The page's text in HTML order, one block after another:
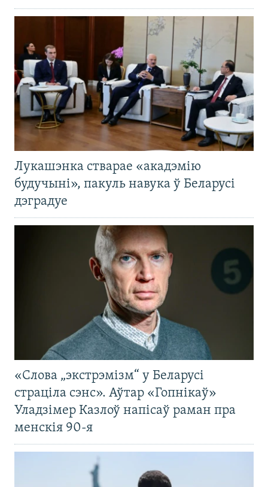
Лукашэнка стварае «акадэмію
будучыні», пакуль навука ў Беларусі
дэградуе
«Слова „экстрэмізм“ у Беларусі
страціла сэнс». Аўтар «Гопнікаў»
Уладзімер Казлоў напісаў раман пра
менскія 90-я